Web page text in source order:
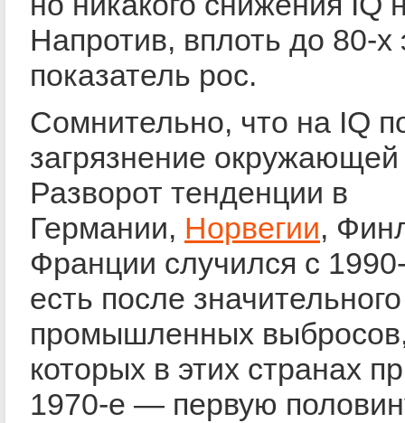
Напротив, вплоть до 80-х
показатель рос.
Сомнительно, что на IQ
загрязнение
Разворот тенденции в
Германии, Норвегии,
Франции случился с
есть после
промышленных
которых в этих странах
1970-е — первую